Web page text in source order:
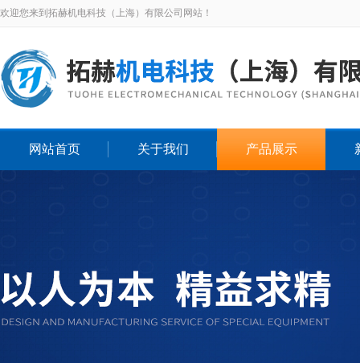
欢迎您来到拓赫机电科技（上海）有限公司网站！
网站首页 关于我们 产品展示